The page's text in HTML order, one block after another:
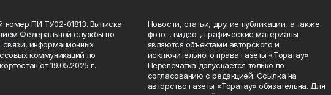
номер ПИ ТУ02-01813. Выписка
Федеральной службы по
информационных
коммуникаций по
от 19.05.2025 г.
Новости, статьи, другие публикации, а также
фото-, видео-, графические материалы
являются объектами авторского и
исключительного права газеты «Торатау».
Перепечатка допускается только по
согласованию с редакцией. Ссылка на
авторство газеты «Торатау» обязательна. Для